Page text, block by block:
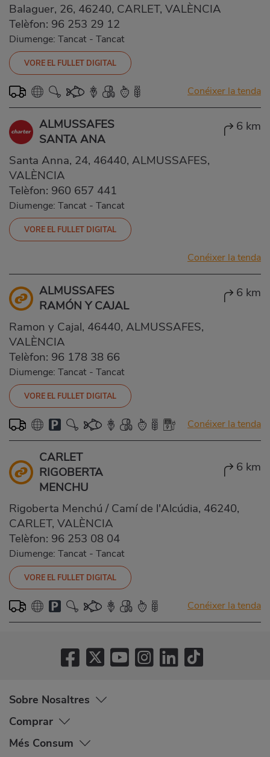
Balaguer, 26, 46240, CARLET, VALÈNCIA
Telèfon: 96 253 29 12
Diumenge: Tancat - Tancat
VORE EL FULLET DIGITAL
Conéixer la tenda
ALMUSSAFES
SANTA ANA
6 km
Santa Anna, 24, 46440, ALMUSSAFES,
VALÈNCIA
Telèfon: 960 657 441
Diumenge: Tancat - Tancat
VORE EL FULLET DIGITAL
Conéixer la tenda
ALMUSSAFES
RAMÓN Y CAJAL
6 km
Ramon y Cajal, 46440, ALMUSSAFES,
VALÈNCIA
Telèfon: 96 178 38 66
Diumenge: Tancat - Tancat
VORE EL FULLET DIGITAL
Conéixer la tenda
CARLET
RIGOBERTA
MENCHU
6 km
Rigoberta Menchú / Camí de l'Alcúdia, 46240,
CARLET, VALÈNCIA
Telèfon: 96 253 08 04
Diumenge: Tancat - Tancat
VORE EL FULLET DIGITAL
Conéixer la tenda
Sobre Nosaltres
Comprar
Més Consum